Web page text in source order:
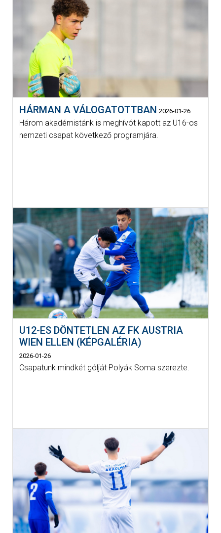
HÁRMAN A VÁLOGATOTTBAN 2026-01-26
Három akadémistánk is meghívót kapott az U16-os
nemzeti csapat következő programjára.
U12-ES DÖNTETLEN AZ FK AUSTRIA
WIEN ELLEN (KÉPGALÉRIA)
2026-01-26
Csapatunk mindkét gólját Polyák Soma szerezte.